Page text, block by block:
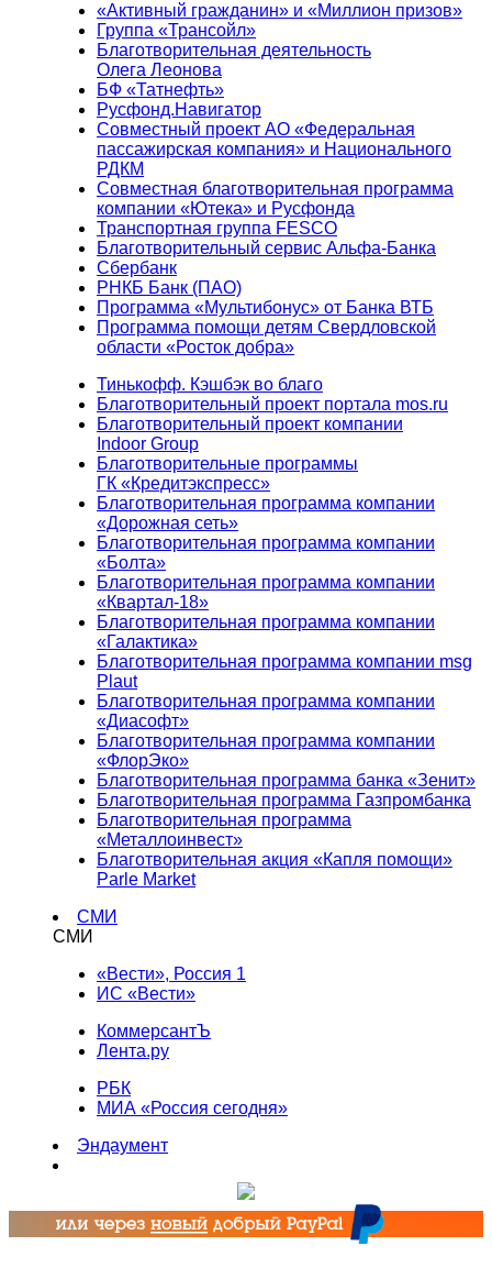
«Активный гражданин» и «Миллион призов»
Группа «Трансойл»
Благотворительная деятельность
Олега Леонова
БФ «Татнефть»
Русфонд.Навигатор
Совместный проект АО «Федеральная
пассажирская компания» и Национального
РДКМ
Совместная благотворительная программа
компании «Ютека» и Русфонда
Транспортная группа FESCO
Благотворительный сервис Альфа-Банка
Сбербанк
РНКБ Банк (ПАО)
Программа «Мультибонус» от Банка ВТБ
Программа помощи детям Свердловской
области «Росток добра»
Тинькофф. Кэшбэк во благо
Благотворительный проект портала mos.ru
Благотворительный проект компании
Indoor Group
Благотворительные программы
ГК «Кредитэкспресс»
Благотворительная программа компании
«Дорожная сеть»
Благотворительная программа компании
«Болта»
Благотворительная программа компании
«Квартал-18»
Благотворительная программа компании
«Галактика»
Благотворительная программа компании msg
Plaut
Благотворительная программа компании
«Диасофт»
Благотворительная программа компании
«ФлорЭко»
Благотворительная программа банка «Зенит»
Благотворительная программа Газпромбанка
Благотворительная программа
«Металлоинвест»
Благотворительная акция «Капля помощи»
Parle Market
СМИ
СМИ
«Вести», Россия 1
ИС «Вести»
КоммерсантЪ
Лента.ру
РБК
МИА «Россия сегодня»
Эндаумент